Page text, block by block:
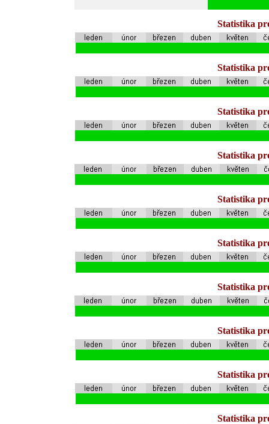
Statistika
Statistika
Statistika
Statistika
Statistika
Statistika
Statistika
Statistika
Statistika
Statistika